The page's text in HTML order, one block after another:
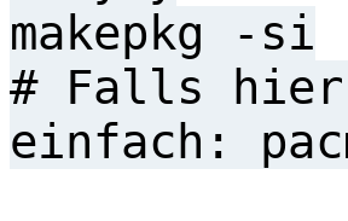
makepkg -si
# Falls hier
einfach: